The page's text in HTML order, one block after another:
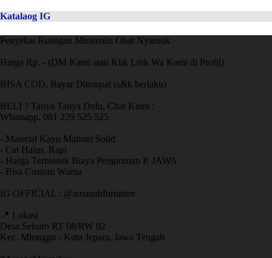
Katalaog IG
Penyekat Ruangan Minimalis Obat Nyamuk
Harga Rp. - (DM Kami atau Klik Link Wa Kami di Profil)
BISA COD, Bayar Ditempat (s&k berlaku)
BELI ? Tanya Tanya Dulu, Chat Kami :
Whatsapp. 081 229 525 525
- Material Kayu Mahoni Solid
- Cat Halus, Rapi
- Harga Termasuk Biaya Pengiriman P. JAWA
- Bisa Custom Warna
IG OFFICIAL : @amanahfurniture
📍 Lokasi :
Desa Sekuro RT 08/RW 02
Kec. Mlonggo - Kota Jepara, Jawa Tengah